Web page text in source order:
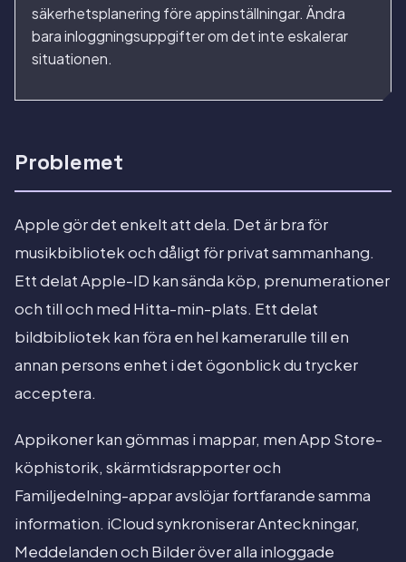
säkerhetsplanering före appinställningar. Ändra
bara inloggningsuppgifter om det inte eskalerar
situationen.
Problemet
Apple gör det enkelt att dela. Det är bra för
musikbibliotek och dåligt för privat sammanhang.
Ett delat Apple-ID kan sända köp, prenumerationer
och till och med Hitta-min-plats. Ett delat
bildbibliotek kan föra en hel kamerarulle till en
annan persons enhet i det ögonblick du trycker
acceptera.
Appikoner kan gömmas i mappar, men App Store-
köphistorik, skärmtidsrapporter och
Familjedelning-appar avslöjar fortfarande samma
information. iCloud synkroniserar Anteckningar,
Meddelanden och Bilder över alla inloggade